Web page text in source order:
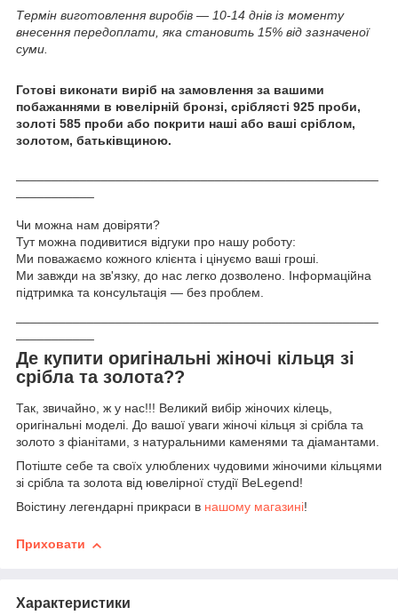
Термін виготовлення виробів ― 10-14 днів із моменту
внесення передоплати, яка становить 15% від зазначеної
суми.
Готові виконати виріб на замовлення за вашими
побажаннями в ювелірній бронзі, сріблясті 925 проби,
золоті 585 проби або покрити наші або ваші сріблом,
золотом, батьківщиною.
Чи можна нам довіряти?
Тут можна подивитися відгуки про нашу роботу:
Ми поважаємо кожного клієнта і цінуємо ваші гроші.
Ми завжди на зв'язку, до нас легко дозволено. Інформаційна
підтримка та консультація — без проблем.
Де купити оригінальні жіночі кільця зі
срібла та золота??
Так, звичайно, ж у нас!!! Великий вибір жіночих кілець,
оригінальні моделі. До вашої уваги жіночі кільця зі срібла та
золото з фіанітами, з натуральними каменями та діамантами.
Потіште себе та своїх улюблених чудовими жіночими кільцями
зі срібла та золота від ювелірної студії BeLegend!
Воістину легендарні прикраси в нашому магазині!
Приховати
Характеристики